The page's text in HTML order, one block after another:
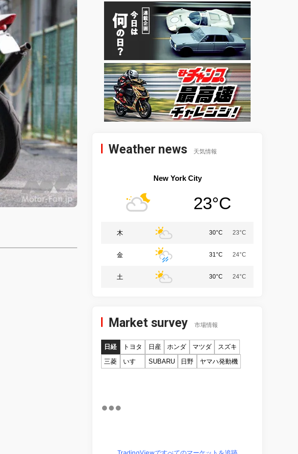
Weather news 天気情報
New York City
23°C
木 30°C 23°C
金 31°C 24°C
土 30°C 24°C
Market survey 市場情報
日経 トヨタ 日産 ホンダ マツダ
スズキ
三菱
いすゞ SUBARU 日野 ヤマハ発動機